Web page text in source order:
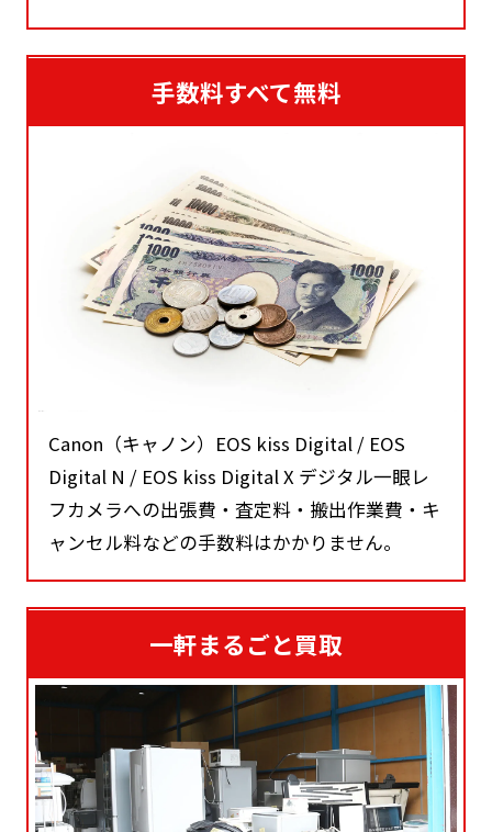
手数料すべて無料
Canon（キャノン）EOS kiss Digital / EOS
Digital N / EOS kiss Digital X デジタル一眼レ
フカメラへの出張費・査定料・搬出作業費・キ
ャンセル料などの手数料はかかりません。
一軒まるごと買取